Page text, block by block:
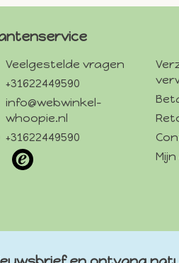
Veelgestelde vragen
+31622449590
info@webwinkel-
whoopie.nl
+31622449590